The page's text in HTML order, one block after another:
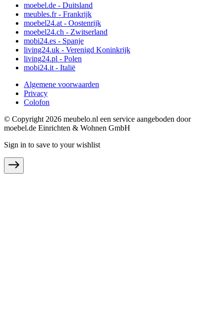
moebel.de - Duitsland
meubles.fr - Frankrijk
moebel24.at - Oostenrijk
moebel24.ch - Zwitserland
mobi24.es - Spanje
living24.uk - Verenigd Koninkrijk
living24.pl - Polen
mobi24.it - Italië
Algemene voorwaarden
Privacy
Colofon
© Copyright 2026 meubelo.nl een service aangeboden door
moebel.de Einrichten & Wohnen GmbH
Sign in to save to your wishlist